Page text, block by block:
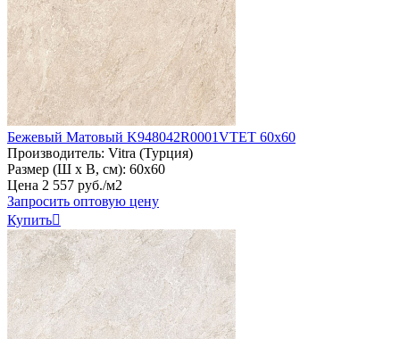
Бежевый Матовый K948042R0001VTET 60х60
Производитель: Vitra (Турция)
Размер (Ш х В, см): 60х60
Цена 2 557 руб./м2
Запросить оптовую цену
Купить